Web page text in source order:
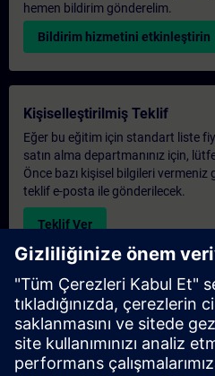
hemen bildirim gönderelim.
Bildirim hizmetini etkinleştirin
Kişiselleştirilmiş Teklif
Eğer bu eğitim için standart liste
satın alma departmanınız için,
Önce bazı kişisel bilgileri vermeniz
teklif e-posta ile gönderilecek.
Teklif Ver
Exclusive Training Enquiry
Please complete the enquiry form
quotation for an exclusive training
or at our SITRAIN training centre.